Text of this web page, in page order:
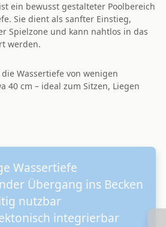
ein bewusst gestalteter Poolbereich
Sie dient als sanfter Einstieg,
Spielzone und kann nahtlos in das
werden.
Wassertiefe von wenigen
40 cm – ideal zum Sitzen, Liegen
Wassertiefe
Übergang ins Becken
nutzbar
integrierbar